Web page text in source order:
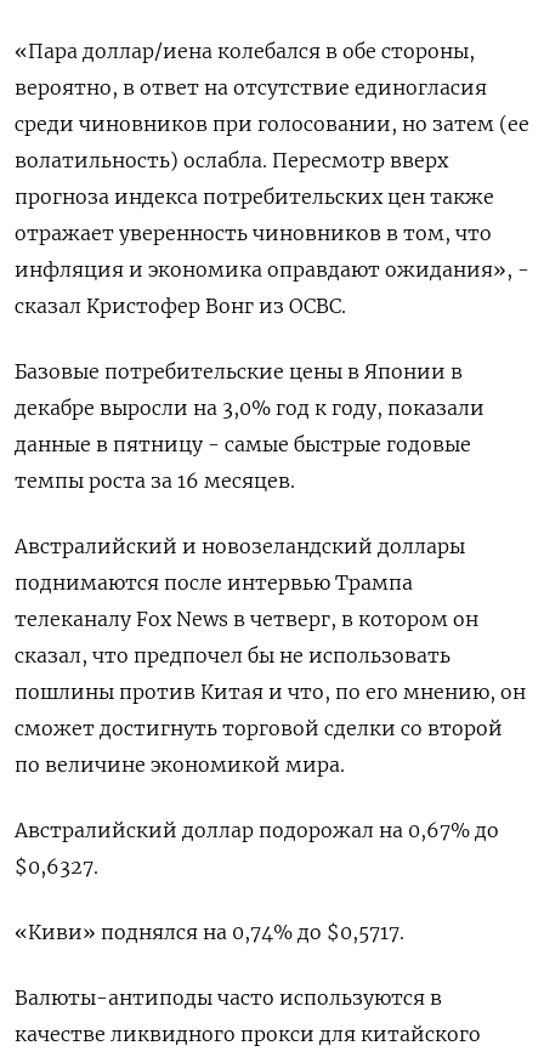
«Пара доллар/иена колебался в обе стороны,
вероятно, в ответ на отсутствие единогласия
среди чиновников при голосовании, но затем (ее
волатильность) ослабла. Пересмотр вверх
прогноза индекса потребительских цен также
отражает уверенность чиновников в том, что
инфляция и экономика оправдают ожидания», -
сказал Кристофер Вонг из OCBC.
Базовые потребительские цены в Японии в
декабре выросли на 3,0% год к году, показали
данные в пятницу - самые быстрые годовые
темпы роста за 16 месяцев.
Австралийский и новозеландский доллары
поднимаются после интервью Трампа
телеканалу Fox News в четверг, в котором он
сказал, что предпочел бы не использовать
пошлины против Китая и что, по его мнению, он
сможет достигнуть торговой сделки со второй
по величине экономикой мира.
Австралийский доллар подорожал на 0,67% до
$0,6327​.
«Киви» поднялся на 0,74% до $0,5717​.
Валюты-антиподы часто используются в
качестве ликвидного прокси для китайского